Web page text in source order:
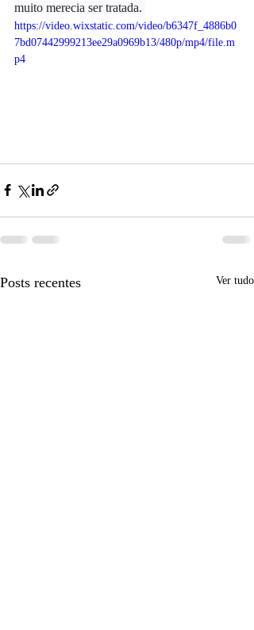
muito merecia ser tratada.
https://video.wixstatic.com/video/b6347f_4886b0
7bd07442999213ee29a0969b13/480p/mp4/file.m
p4
Posts recentes Ver tudo